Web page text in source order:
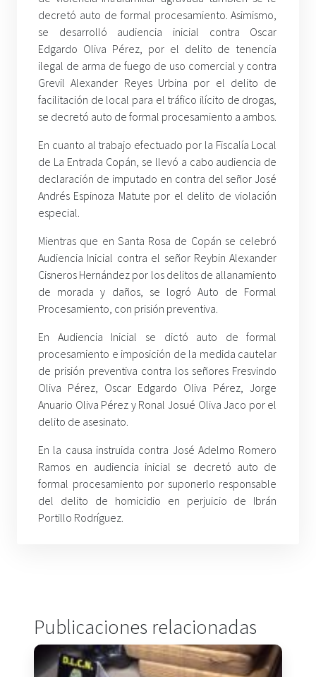
decretó auto de formal procesamiento. Asimismo,
se desarrolló audiencia inicial contra Oscar
Edgardo Oliva Pérez, por el delito de tenencia
ilegal de arma de fuego de uso comercial y contra
Grevil Alexander Reyes Urbina por el delito de
facilitación de local para el tráfico ilícito de drogas,
se decretó auto de formal procesamiento a ambos.
En cuanto al trabajo efectuado por la Fiscalía Local
de La Entrada Copán, se llevó a cabo audiencia de
declaración de imputado en contra del señor José
Andrés Espinoza Matute por el delito de violación
especial.
Mientras que en Santa Rosa de Copán se celebró
Audiencia Inicial contra el señor Reybin Alexander
Cisneros Hernández por los delitos de allanamiento
de morada y daños, se logró Auto de Formal
Procesamiento, con prisión preventiva.
En Audiencia Inicial se dictó auto de formal
procesamiento e imposición de la medida cautelar
de prisión preventiva contra los señores Fresvindo
Oliva Pérez, Oscar Edgardo Oliva Pérez, Jorge
Anuario Oliva Pérez y Ronal Josué Oliva Jaco por el
delito de asesinato.
En la causa instruida contra José Adelmo Romero
Ramos en audiencia inicial se decretó auto de
formal procesamiento por suponerlo responsable
del delito de homicidio en perjuicio de Ibrán
Portillo Rodríguez.
Publicaciones relacionadas